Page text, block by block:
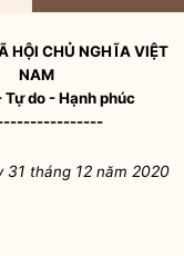
HỘI CHỦ NGHĨA VIỆT
NAM
do - Hạnh phúc
31 tháng 12 năm 2020